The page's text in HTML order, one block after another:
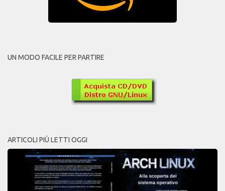
UN MODO FACILE PER PARTIRE
ARTICOLI PIÙ LETTI OGGI